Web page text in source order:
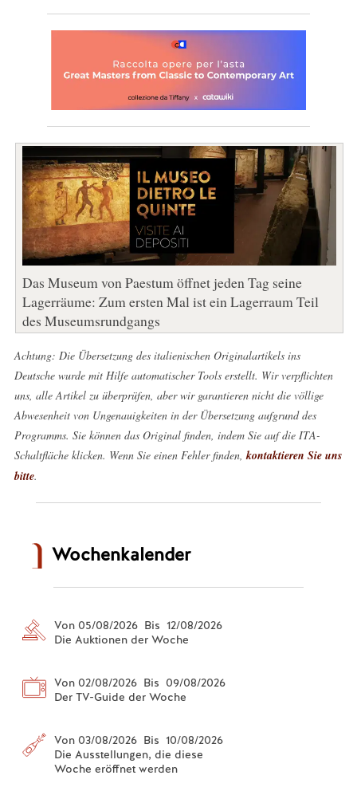
Das Museum von Paestum öffnet jeden Tag seine
Lagerräume: Zum ersten Mal ist ein Lagerraum Teil
des Museumsrundgangs
Achtung: Die Übersetzung des italienischen Originalartikels ins
Deutsche wurde mit Hilfe automatischer Tools erstellt. Wir verpflichten
uns, alle Artikel zu überprüfen, aber wir garantieren nicht die völlige
Abwesenheit von Ungenauigkeiten in der Übersetzung aufgrund des
Programms. Sie können das Original finden, indem Sie auf die ITA-
Schaltfläche klicken. Wenn Sie einen Fehler finden, kontaktieren Sie uns
bitte.
Wochenkalender
Von 05/08/2026 Bis 12/08/2026
Die Auktionen der Woche
Von 02/08/2026 Bis 09/08/2026
Der TV-Guide der Woche
Von 03/08/2026 Bis 10/08/2026
Die Ausstellungen, die diese
Woche eröffnet werden